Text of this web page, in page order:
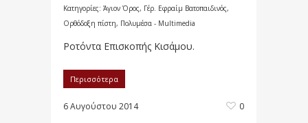
Κατηγορίες: Άγιον Όρος, Γέρ. Εφραίμ Βατοπαιδινός,
Ορθόδοξη πίστη, Πολυμέσα - Multimedia
Ροτόντα Επισκοπής Κισάμου.
Περισσότερα
6 Αυγούστου 2014 0